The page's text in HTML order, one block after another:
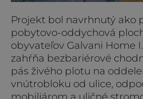
Projekt bol navrhnutý ako
pobytovo-oddychová
obyvateľov Galvani Home
zahŕňa bezbariérové
pás živého plotu na
vnútrobloku od ulice,
mobiliárom a uličné